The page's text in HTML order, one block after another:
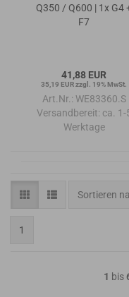
Q350 / Q600 | 1x G4
F7
41,88 EUR
35,19 EUR zzgl. 19% MwSt.
Art.Nr.: WE83360.S
Versandbereit: ca. 1-
Werktage
Sortieren
Sortieren
1
1 bis